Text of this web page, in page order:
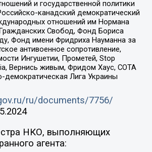
и государственной политики
канадский демократический
отношений им Нормана
Свобод, Фонд Бориса
Фонд имени Фридриха Науманна за
антивоенное сопротивление,
Ингушетии, Прометей, Stop
Вернись живым, Фридом Хаус, СОТА
демократическая Лига Украины
ru/documents/7756/
НКО, выполняющих
агента: